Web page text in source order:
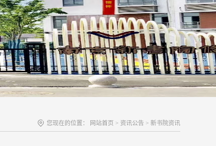
您现在的位置： 网站首页 > 资讯公告 > 新书院资讯